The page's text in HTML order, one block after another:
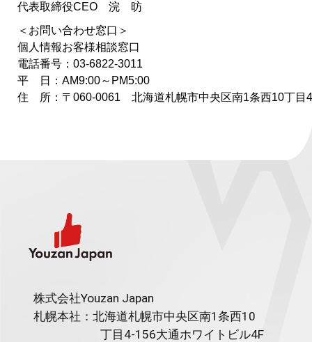
代表取締役CEO 浣 昉
＜お問い合わせ窓口＞
個人情報お客様相談窓口
電話番号：03-6822-3011
平 日：AM9:00～PM5:00
住 所：〒060-0061 北海道札幌市中央区南1条西10丁目
株式会社Youzan Japan
札幌本社：北海道札幌市中央区南1条西10
丁目4-156大通ホワイトビル4F